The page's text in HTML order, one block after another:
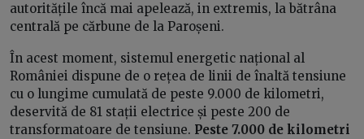
autoritățile încă mai apelează, in extremis, la bătrâna
centrală pe cărbune de la Paroșeni.
În acest moment, sistemul energetic național al
României dispune de o rețea de linii de înaltă tensiune
cu o lungime cumulată de peste 9.000 de kilometri,
deservită de 81 stații electrice și peste 200 de
transformatoare de tensiune. Peste 7.000 de kilometri